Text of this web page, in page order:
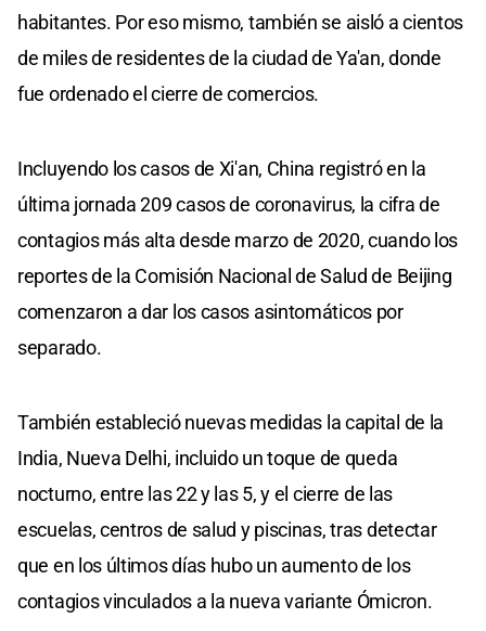
habitantes. Por eso mismo, también se aisló a cientos
de miles de residentes de la ciudad de Ya'an, donde
fue ordenado el cierre de comercios.
Incluyendo los casos de Xi'an, China registró en la
última jornada 209 casos de coronavirus, la cifra de
contagios más alta desde marzo de 2020, cuando los
reportes de la Comisión Nacional de Salud de Beijing
comenzaron a dar los casos asintomáticos por
separado.
También estableció nuevas medidas la capital de la
India, Nueva Delhi, incluido un toque de queda
nocturno, entre las 22 y las 5, y el cierre de las
escuelas, centros de salud y piscinas, tras detectar
que en los últimos días hubo un aumento de los
contagios vinculados a la nueva variante Ómicron.